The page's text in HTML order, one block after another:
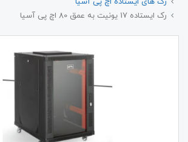
رک ایستاده 17 یونیت به عمق 80 اچ پی آسیا